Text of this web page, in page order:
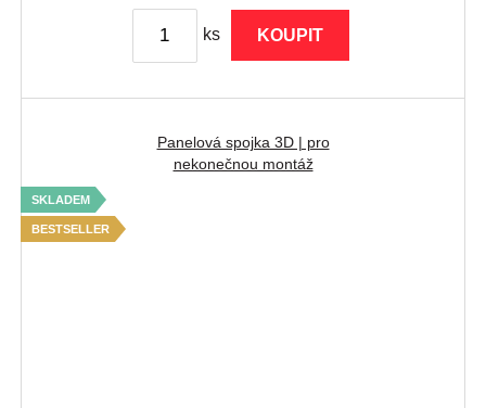
ks KOUPIT
Panelová spojka 3D | pro
nekonečnou montáž
SKLADEM
BESTSELLER